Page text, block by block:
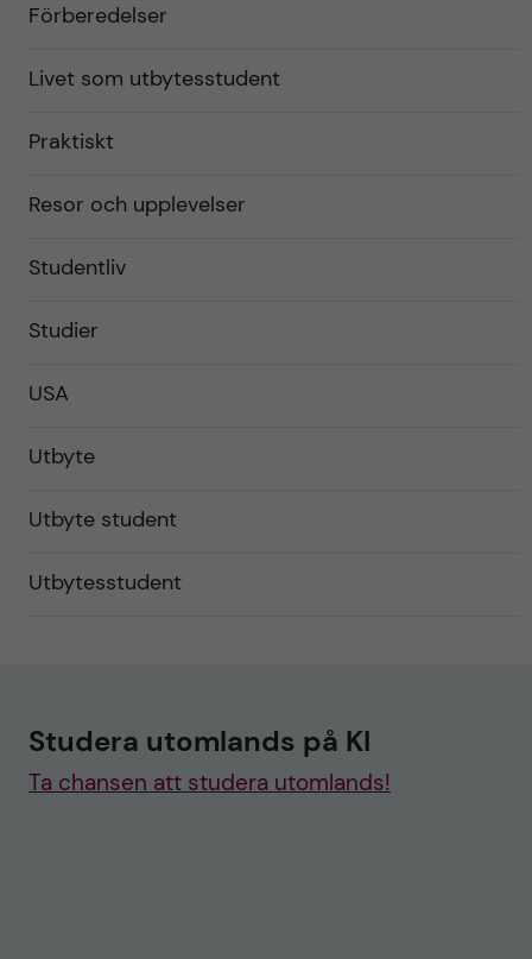
Förberedelser
Livet som utbytesstudent
Praktiskt
Resor och upplevelser
Studentliv
Studier
USA
Utbyte
Utbyte student
Utbytesstudent
Studera utomlands på KI
Ta chansen att studera utomlands!